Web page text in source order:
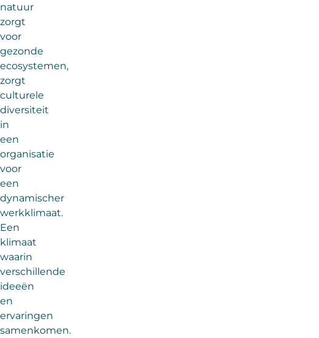
natuur
zorgt
voor
gezonde
ecosystemen,
zorgt
culturele
diversiteit
in
een
organisatie
voor
een
dynamischer
werkklimaat.
Een
klimaat
waarin
verschillende
ideeën
en
ervaringen
samenkomen.